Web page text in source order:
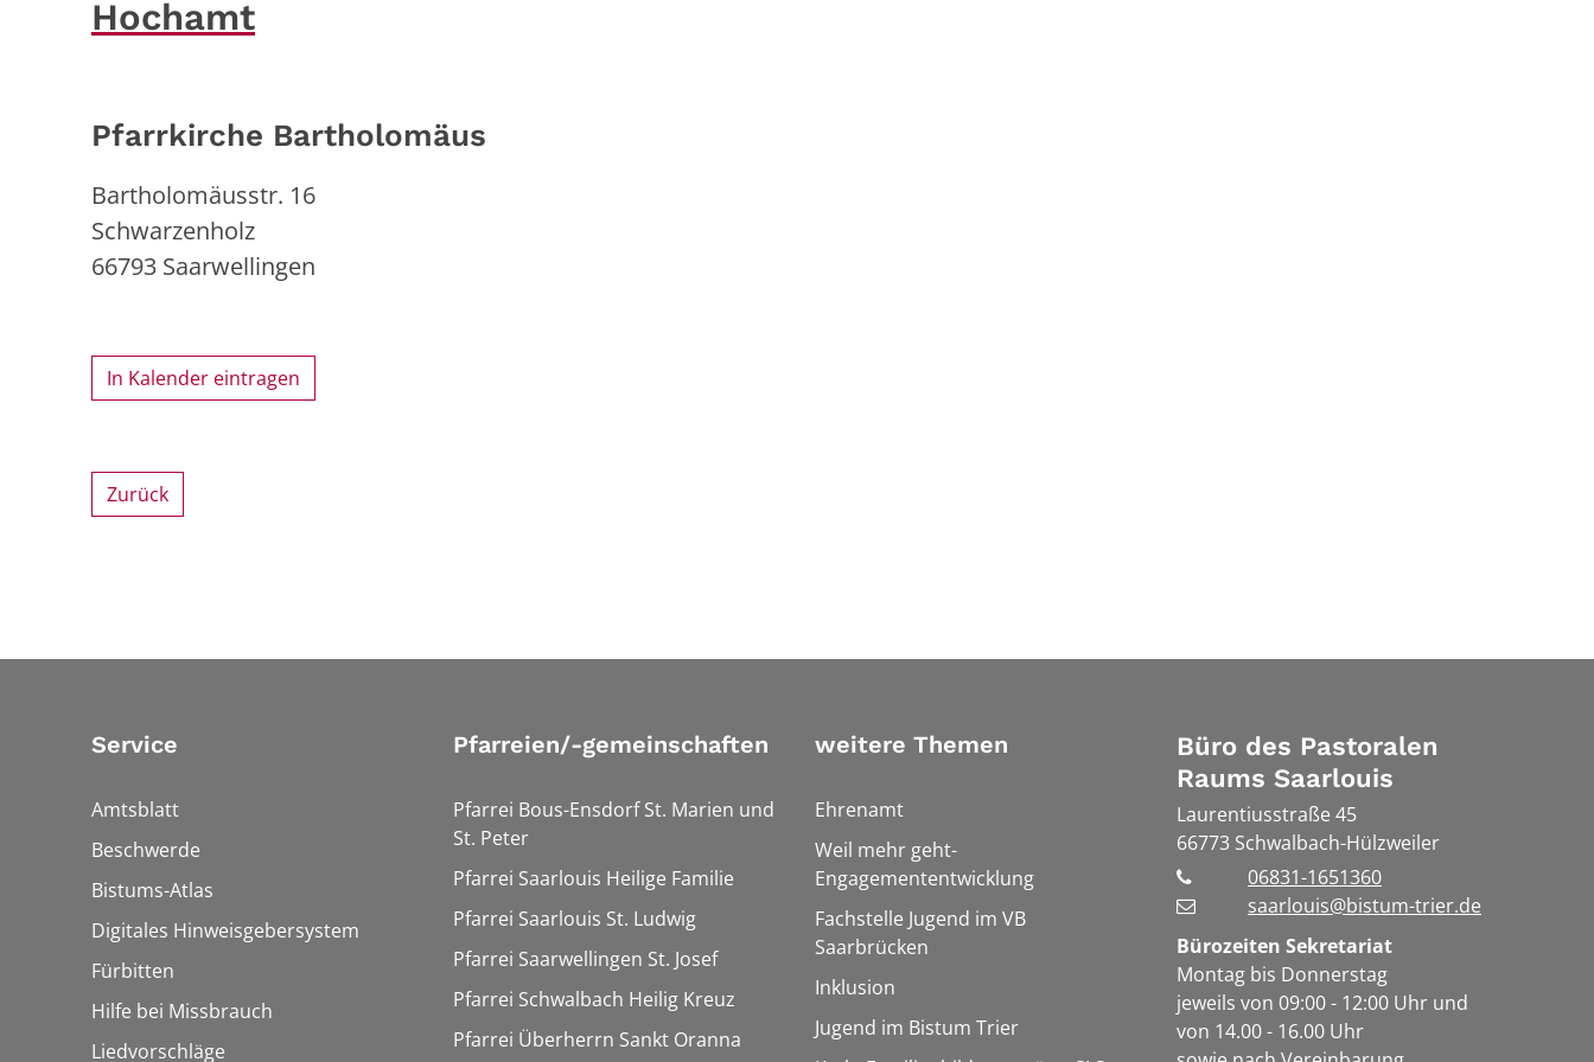
Hochamt
Pfarrkirche Bartholomäus
Bartholomäusstr. 16
Schwarzenholz
66793 Saarwellingen
In Kalender eintragen
Zurück
Service
Amtsblatt
Beschwerde
Bistums-Atlas
Digitales Hinweisgebersystem
Fürbitten
Hilfe bei Missbrauch
Liedvorschläge
Pfarreien/-gemeinschaften
Pfarrei Bous-Ensdorf St. Marien und
St. Peter
Pfarrei Saarlouis Heilige Familie
Pfarrei Saarlouis St. Ludwig
Pfarrei Saarwellingen St. Josef
Pfarrei Schwalbach Heilig Kreuz
Pfarrei Überherrn Sankt Oranna
weitere Themen
Ehrenamt
Weil mehr geht-
Engagemententwicklung
Fachstelle Jugend im VB
Saarbrücken
Inklusion
Jugend im Bistum Trier
Büro des Pastoralen
Raums Saarlouis
Laurentiusstraße 45
66773 Schwalbach-Hülzweiler
06831-1651360
saarlouis@bistum-trier.de
Bürozeiten Sekretariat
Montag bis Donnerstag
jeweils von 09:00 - 12:00 Uhr und
von 14.00 - 16.00 Uhr